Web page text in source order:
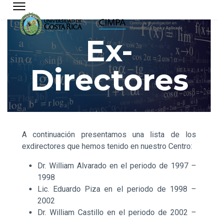
Ex-
Directores
A continuación presentamos una lista de los
exdirectores que hemos tenido en nuestro Centro:
Dr. William Alvarado en el periodo de 1997 –
1998
Lic. Eduardo Piza en el periodo de 1998 –
2002
Dr. William Castillo en el periodo de 2002 –